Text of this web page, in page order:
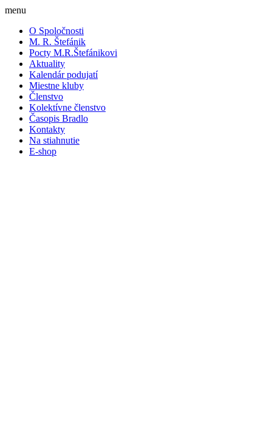
menu
O Spoločnosti
M. R. Štefánik
Pocty M.R.Štefánikovi
Aktuality
Kalendár podujatí
Miestne kluby
Členstvo
Kolektívne členstvo
Časopis Bradlo
Kontakty
Na stiahnutie
E-shop